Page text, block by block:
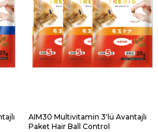
AIM30 Multivitamin 3'lü Avantajlı
Paket Hair Ball Control